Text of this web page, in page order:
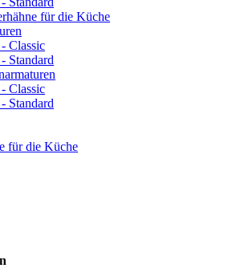
für die Küche
Classic
Standard
Classic
Standard
für die Küche